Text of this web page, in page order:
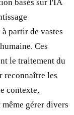
basés sur l'IA
partir de vastes
Ces
le traitement du
reconnaître les
contexte,
gérer divers